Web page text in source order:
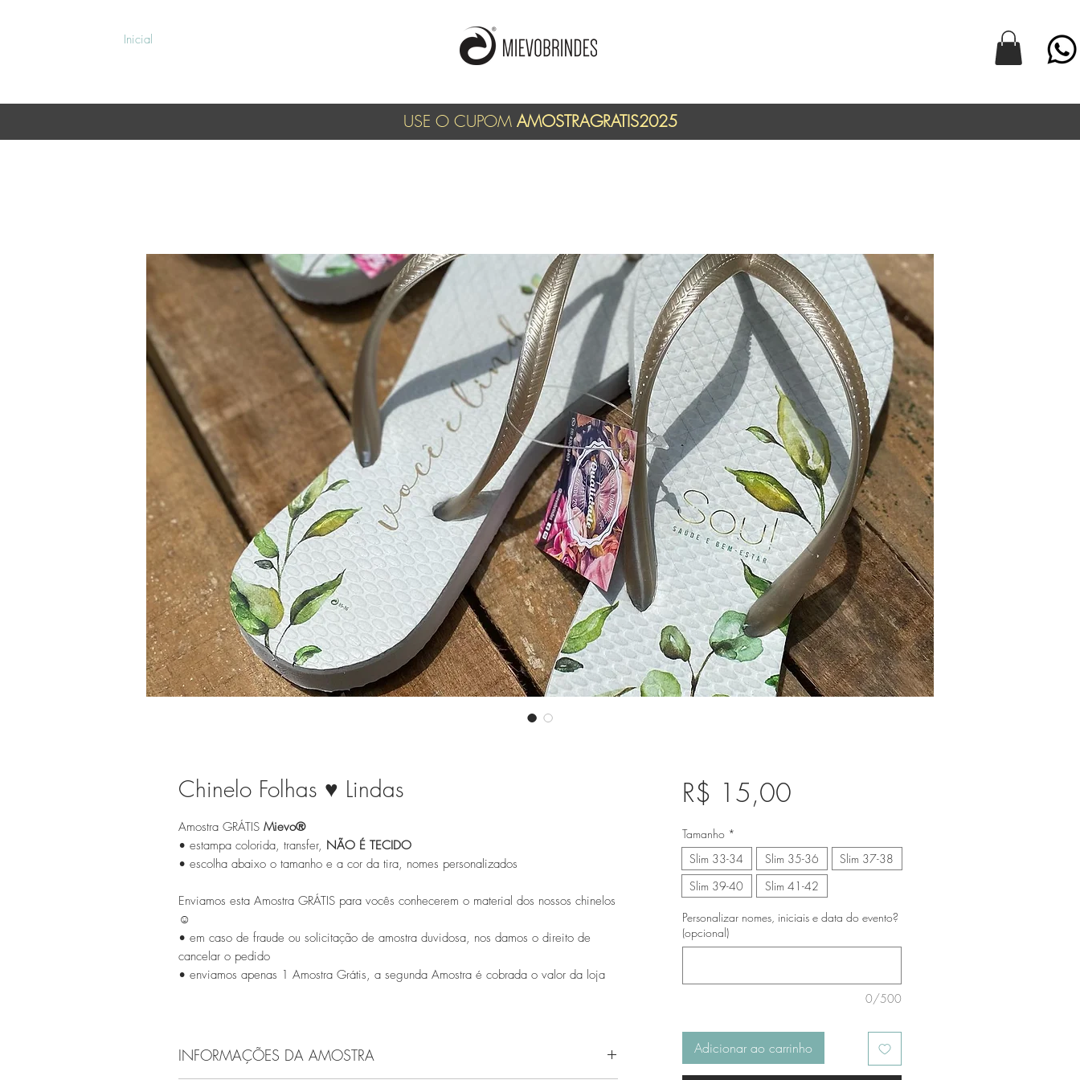
Inicial
USE O CUPOM AMOSTRAGRATIS2025
Chinelo Folhas ♥ Lindas
Amostra GRÁTIS Mievo®
• estampa colorida, transfer, NÃO É TECIDO
• escolha abaixo o tamanho e a cor da tira, nomes personalizados
Enviamos esta Amostra GRÁTIS para vocês conhecerem o material dos nossos chinelos
☺
• em caso de fraude ou solicitação de amostra duvidosa, nos damos o direito de
cancelar o pedido
• enviamos apenas 1 Amostra Grátis, a segunda Amostra é cobrada o valor da loja
INFORMAÇÕES DA AMOSTRA
R$ 15,00Preço
Tamanho *
Slim 33-34
Slim 35-36
Slim 37-38
Slim 39-40
Slim 41-42
Personalizar nomes, iniciais e data do evento?
(opcional)
0/500
Adicionar ao carrinho